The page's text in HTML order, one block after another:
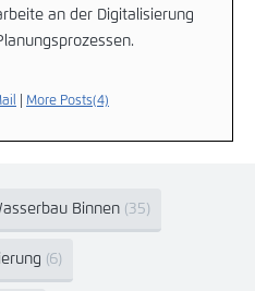
an der Digitalisierung
More Posts(4)
Binnen (35)
(6)